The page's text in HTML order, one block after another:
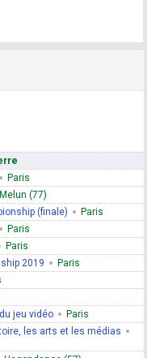
Paris
Melun (77)
(finale) Paris
Paris
Paris
2019 Paris
jeu vidéo Paris
les arts et les médias